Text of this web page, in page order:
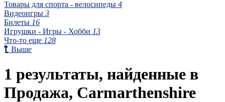
Товары для спорта - велосипеды 4
Видеоигры 3
Билеты 16
Игрушки - Игры - Хобби 13
Что-то еще 128
Выше
1 результаты, найденные в
Продажа, Carmarthenshire